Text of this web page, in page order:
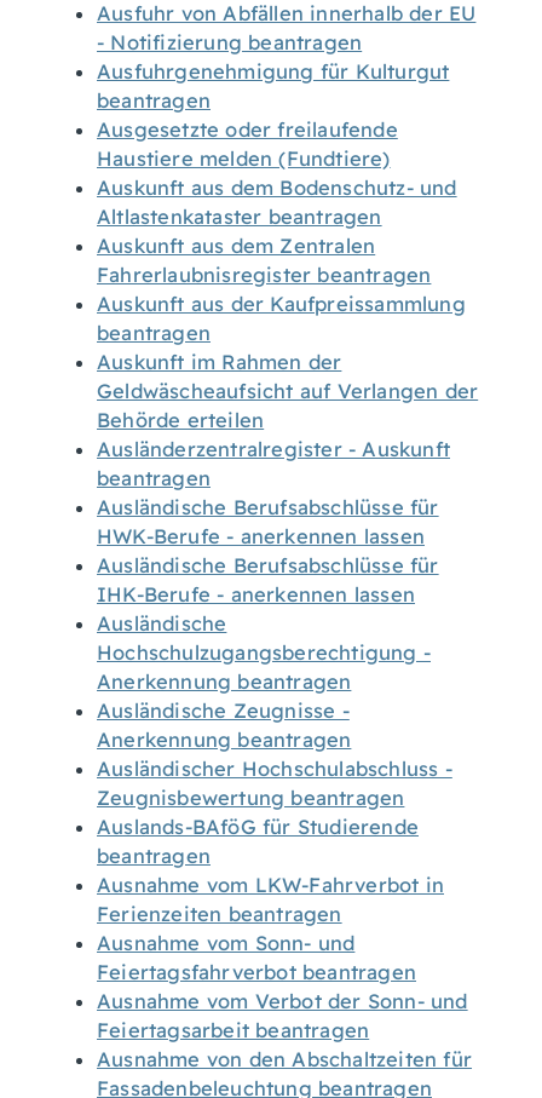
Ausfuhr von Abfällen innerhalb der EU
- Notifizierung beantragen
Ausfuhrgenehmigung für Kulturgut
beantragen
Ausgesetzte oder freilaufende
Haustiere melden (Fundtiere)
Auskunft aus dem Bodenschutz- und
Altlastenkataster beantragen
Auskunft aus dem Zentralen
Fahrerlaubnisregister beantragen
Auskunft aus der Kaufpreissammlung
beantragen
Auskunft im Rahmen der
Geldwäscheaufsicht auf Verlangen der
Behörde erteilen
Ausländerzentralregister - Auskunft
beantragen
Ausländische Berufsabschlüsse für
HWK-Berufe - anerkennen lassen
Ausländische Berufsabschlüsse für
IHK-Berufe - anerkennen lassen
Ausländische
Hochschulzugangsberechtigung -
Anerkennung beantragen
Ausländische Zeugnisse -
Anerkennung beantragen
Ausländischer Hochschulabschluss -
Zeugnisbewertung beantragen
Auslands-BAföG für Studierende
beantragen
Ausnahme vom LKW-Fahrverbot in
Ferienzeiten beantragen
Ausnahme vom Sonn- und
Feiertagsfahrverbot beantragen
Ausnahme vom Verbot der Sonn- und
Feiertagsarbeit beantragen
Ausnahme von den Abschaltzeiten für
Fassadenbeleuchtung beantragen